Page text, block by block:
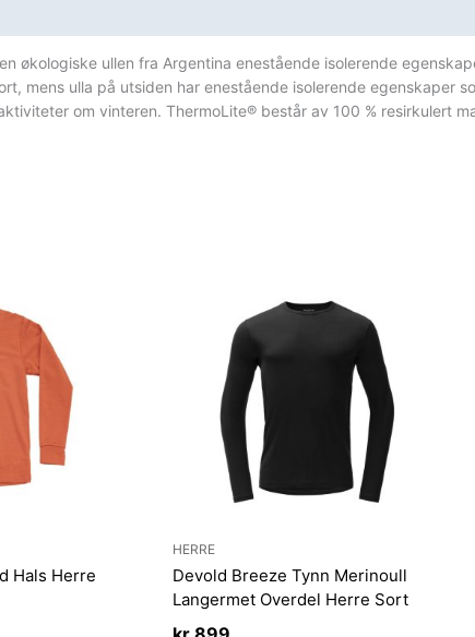
økologiske ullen fra Argentina enestående isolerende
mens ulla på utsiden har enestående isolerende egenskaper
om vinteren. ThermoLite® består av 100 % resirkulert
Hals Herre
HERRE
Devold Breeze Tynn Merinoull
Langermet Overdel Herre Sort